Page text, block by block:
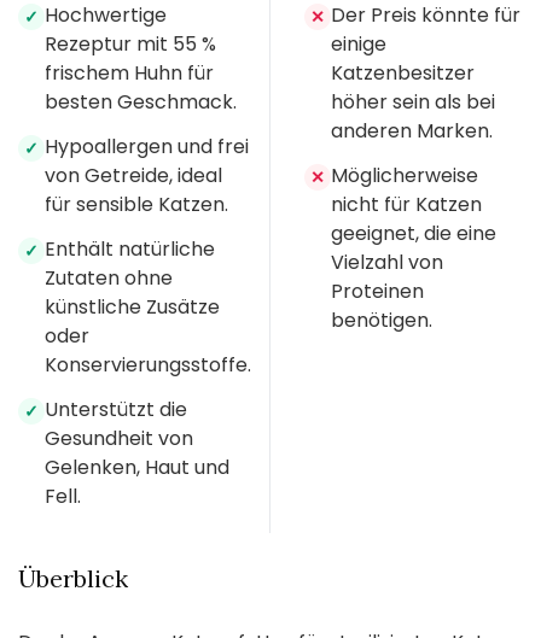
✓ Hochwertige
Rezeptur mit 55 %
frischem Huhn für
besten Geschmack.
✓ Hypoallergen und frei
von Getreide, ideal
für sensible Katzen.
✓ Enthält natürliche
Zutaten ohne
künstliche Zusätze
oder
Konservierungsstoffe.
✓ Unterstützt die
Gesundheit von
Gelenken, Haut und
Fell.
✕ Der Preis könnte für
einige
Katzenbesitzer
höher sein als bei
anderen Marken.
✕ Möglicherweise
nicht für Katzen
geeignet, die eine
Vielzahl von
Proteinen
benötigen.
Überblick